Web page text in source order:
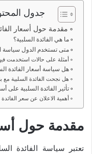
جدول
مقدمة حول أسعار
ما هي الفائدة السلبية؟
متى تستخدم الدول سياسة
أمثلة على حالات استخدمت
هل سياسة أسعار الفائدة
هل نجحت الفائدة السلبية مع
تأثير الفائدة السلبية على
أهمية الاعلان عن سعر الفائدة
مقدمة حول